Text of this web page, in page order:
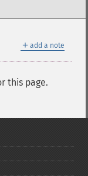
＋ add a note
this page.